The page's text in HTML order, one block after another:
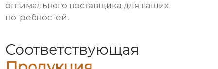
оптимального поставщика для ваших
потребностей.
Соответствующая